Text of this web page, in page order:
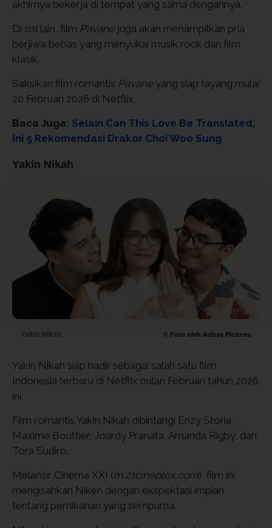
akhirnya bekerja di tempat yang sama dengannya.
Di sisi lain, film Pavane juga akan menampilkan pria
berjiwa bebas yang menyukai musik rock dan film
klasik.
Saksikan film romantis Pavane yang siap tayang mulai
20 Februari 2026 di Netflix.
Baca Juga: Selain Can This Love Be Translated,
Ini 5 Rekomendasi Drakor Choi Woo Sung
Yakin Nikah
Yakin Nikah © Foto oleh Adhya Pictures
Yakin Nikah siap hadir sebagai salah satu film
Indonesia terbaru di Netflix bulan Februari tahun 2026
ini.
Film romantis Yakin Nikah dibintangi Enzy Storia,
Maxime Bouttier, Jourdy Pranata, Amanda Rigby, dan
Tora Sudiro.
Melansir Cinema XXI (m.21cineplex.com), film ini
mengisahkan Niken dengan ekspektasi impian
tentang pernikahan yang sempurna.